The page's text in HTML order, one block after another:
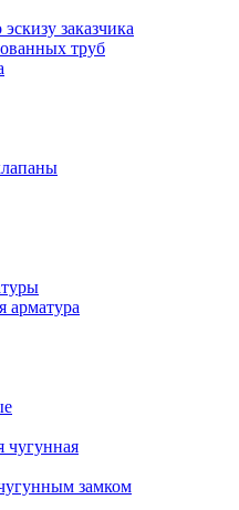
заказчика
труб
арматура
чугунная
замком